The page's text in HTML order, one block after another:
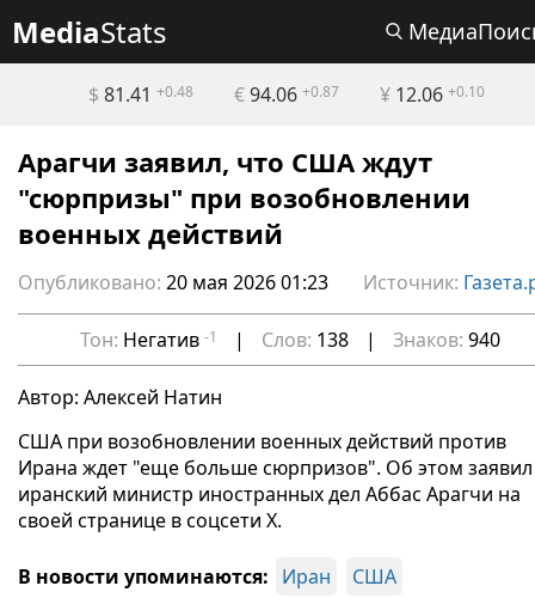
MediaStats
$ 81.41 +0.48 €94.06 +0.87 ¥ 12.06 +0.10
Арагчи заявил, что США ждут
"сюрпризы" при возобновлении
военных действий
Опубликовано: 20 мая 2026 01:23 Источник:
Тон: Негатив -1 | Слов: 138 | Знаков: 940
Автор: Алексей Натин
США при возобновлении военных действий против
Ирана ждет "еще больше сюрпризов". Об этом заявил
иранский министр иностранных дел Аббас Арагчи на
своей странице в соцсети Х.
В новости упоминаются: Иран
США